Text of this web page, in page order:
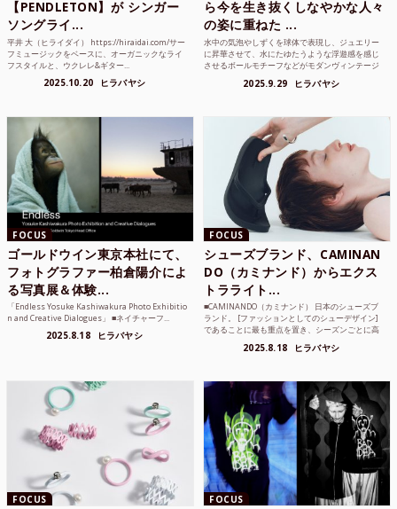
【PENDLETON】が シンガー
ソングライ...
平井 大（ヒライダイ） https://hiraidai.com/サー
フミュージックをベースに、オーガニックなライ
フスタイルと、ウクレレ&ギター...
2025.10.20 ヒラバヤシ
ら今を生き抜くしなやかな人々
の姿に重ねた ...
水中の気泡やしずくを球体で表現し、ジュエリー
に昇華させて、水にたゆたうような浮遊感を感じ
させるボールモチーフなどがモダンヴィンテージ
2025.9.29 ヒラバヤシ
FOCUS
ゴールドウイン東京本社にて、
フォトグラファー柏倉陽介によ
る写真展＆体験...
「Endless Yosuke Kashiwakura Photo Exhibitio
n and Creative Dialogues」 ■ネイチャーフ...
2025.8.18 ヒラバヤシ
FOCUS
シューズブランド、CAMINAN
DO（カミナンド）からエクス
トラライト...
■CAMINANDO（カミナンド） 日本のシューズブ
ランド。 [ファッションとしてのシューデザイン]
であることに最も重点を置き、シーズンごとに高
2025.8.18 ヒラバヤシ
FOCUS FOCUS